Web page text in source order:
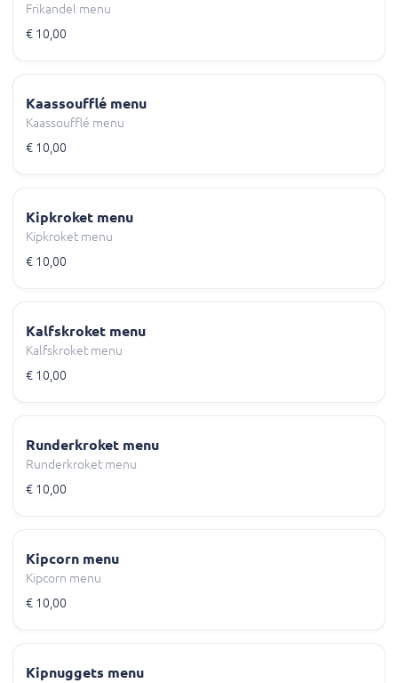
Frikandel menu
€ 10,00
Kaassoufflé menu
Kaassoufflé menu
€ 10,00
Kipkroket menu
Kipkroket menu
€ 10,00
Kalfskroket menu
Kalfskroket menu
€ 10,00
Runderkroket menu
Runderkroket menu
€ 10,00
Kipcorn menu
Kipcorn menu
€ 10,00
Kipnuggets menu